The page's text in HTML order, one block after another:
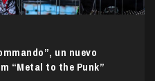
un nuevo
“Metal to the Punk”